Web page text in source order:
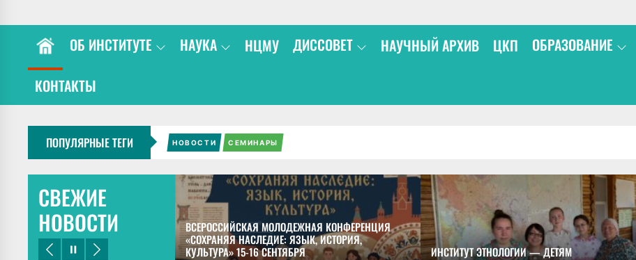
ОБ ИНСТИТУТЕ НАУКА НЦМУ ДИССОВЕТ НАУЧНЫЙ АРХИВ ЦКП ОБРАЗОВАНИЕ
КОНТАКТЫ
ПОПУЛЯРНЫЕ ТЕГИ НОВОСТИ СЕМИНАРЫ
СВЕЖИЕ
НОВОСТИ
ПРЕДСТАВИЛ ДОКЛАДЫ НА
КОНГРЕССЕ МАЙЯНИСТОВ В
ВСЕРОССИЙСКАЯ МОЛОДЕЖНАЯ КОНФЕРЕНЦИЯ
«СОХРАНЯЯ НАСЛЕДИЕ: ЯЗЫК, ИСТОРИЯ,
КУЛЬТУРА» 15-16 СЕНТЯБРЯ
ИНСТИТУТ ЭТНОЛОГИИ — ДЕТЯМ